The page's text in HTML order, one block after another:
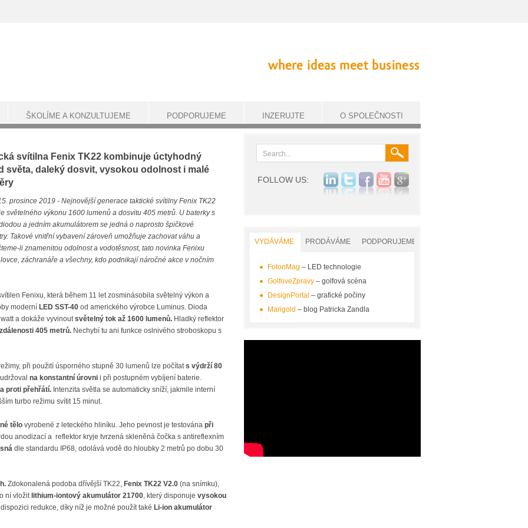
svítilna Fenix TK22 kombinuje úctyhodný
světa, daleký dosvit, vysokou odolnost i malé
prosince 2019 - Nejnovější generace taktické svítilny Fenix TK22
světelného výkonu 1600 lumenů a dosvitu 405 metrů. U baterky s
a jedním akumulátorem se jedná o naprosto špičkové
Takové vnitřní vybavení zároveň umožňuje zachovat váhu a
li znamenitou odolnost a vodotěsnost, tato novinka Fenixu
záchranáře a všechny, kdo podnikají náročné akce v nočním
Fenixu, která během 11 let zosminásobila světelný výkon a
moderní LED SST-40 od amerického výrobce Luminus. Dioda
a dokáže vyvinoutsvětelný tok až 1600 lumenů. Hladký reflektor
405 metrů. Nechybí tu ani funkce oslnivého stroboskopu s
při použití úsporného stupně 30 lumenů lze počítats výdrží 80
na konstantní úrovni i při postupném vybíjení baterie.
proti přehřátí. Intenzita světla se automaticky sníží, jakmile interní
turbo režimu svítit 15 minut.
tělo vyrobené z leteckého hliníku. Jeho pevnost je testována při
anodizací a reflektor kryje tvrzená skleněná čočka s antireflexním
dle standardu IP68, odolává vodě do hloubky 2 metrů po dobu 30
Zdokonalená podoba dřívější TK22, Fenix TK22 V2.0 (na snímku),
ní vložit lithium-iontový akumulátor 21700, který disponuje vysokou
redukce, díky níž je možné použít také Li-ion akumulátor
FOLLOW US:
VYDÁVÁME PRODÁVÁME PODPORUJEME
FotonMag – LED technologie
GolfoveZpravy – golfová scéna
DesignPortal – grafické počiny
Marigold – blog Patricka Zandla
ŠKOLÍME A KONZULTUJEME PODPORUJEME INZERUJTE O SPOLEČNOSTI